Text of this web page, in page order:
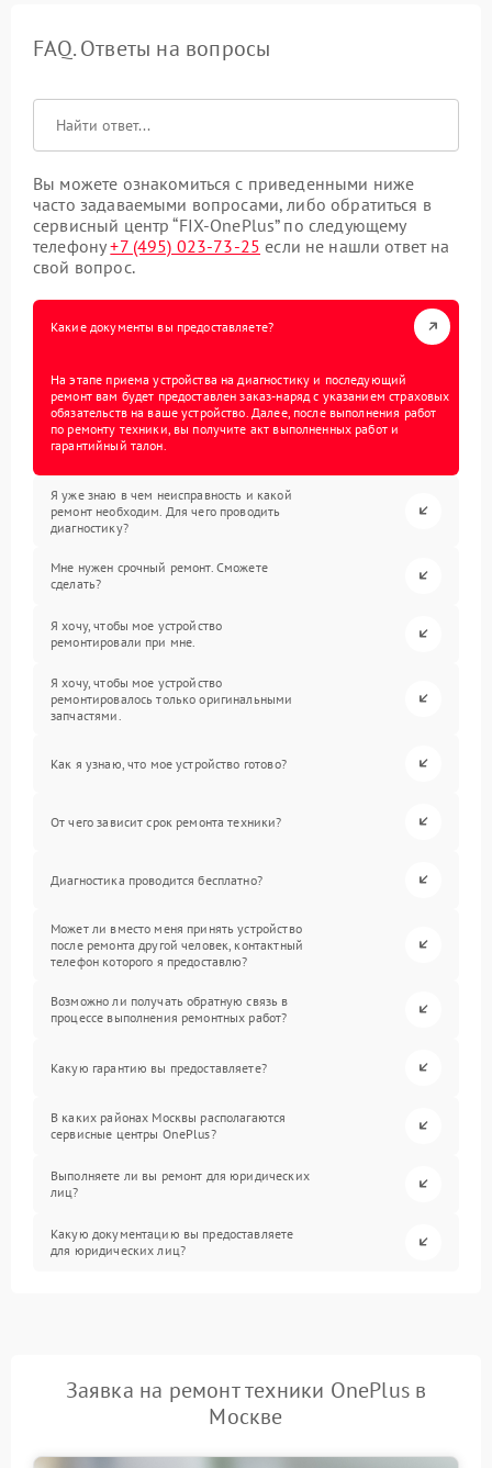
FAQ. Ответы на вопросы
Вы можете ознакомиться с приведенными ниже
часто задаваемыми вопросами, либо обратиться в
сервисный центр “FIX-OnePlus” по следующему
телефону+7 (495) 023-73-25 если не нашли ответ на
свой вопрос.
Какие документы вы предоставляете?
На этапе приема устройства на диагностику и последующий
ремонт вам будет предоставлен заказ-наряд с указанием страховых
обязательств на ваше устройство. Далее, после выполнения работ
по ремонту техники, вы получите акт выполненных работ и
гарантийный талон.
Я уже знаю в чем неисправность и какой
ремонт необходим. Для чего проводить
диагностику?
Мне нужен срочный ремонт. Сможете
сделать?
Я хочу, чтобы мое устройство
ремонтировали при мне.
Я хочу, чтобы мое устройство
ремонтировалось только оригинальными
запчастями.
Как я узнаю, что мое устройство готово?
От чего зависит срок ремонта техники?
Диагностика проводится бесплатно?
Может ли вместо меня принять устройство
после ремонта другой человек, контактный
телефон которого я предоставлю?
Возможно ли получать обратную связь в
процессе выполнения ремонтных работ?
Какую гарантию вы предоставляете?
В каких районах Москвы располагаются
сервисные центры OnePlus?
Выполняете ли вы ремонт для юридических
лиц?
Какую документацию вы предоставляете
для юридических лиц?
Заявка на ремонт техники OnePlus в
Москве